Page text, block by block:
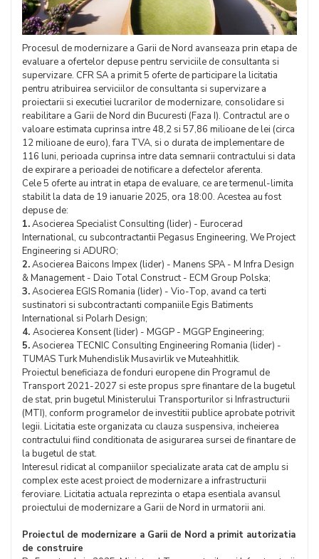
Procesul de modernizare a Garii de Nord avanseaza prin etapa de
evaluare a ofertelor depuse pentru serviciile de consultanta si
supervizare. CFR SA a primit 5 oferte de participare la licitatia
pentru atribuirea serviciilor de consultanta si supervizare a
proiectarii si executiei lucrarilor de modernizare, consolidare si
reabilitare a Garii de Nord din Bucuresti (Faza I). Contractul are o
valoare estimata cuprinsa intre 48,2 si 57,86 milioane de lei (circa
12 milioane de euro), fara TVA, si o durata de implementare de
116 luni, perioada cuprinsa intre data semnarii contractului si data
de expirare a perioadei de notificare a defectelor aferenta.
Cele 5 oferte au intrat in etapa de evaluare, ce are termenul-limita
stabilit la data de 19 ianuarie 2025, ora 18:00. Acestea au fost
depuse de:
1.Asocierea Specialist Consulting (lider) - Eurocerad
International, cu subcontractantii Pegasus Engineering, We Project
Engineering si ADURO;
2.Asocierea Baicons Impex (lider) - Manens SPA - M Infra Design
& Management - Daio Total Construct - ECM Group Polska;
3.Asocierea EGIS Romania (lider) - Vio-Top, avand ca terti
sustinatori si subcontractanti companiile Egis Batiments
International si Polarh Design;
4. Asocierea Konsent (lider) - MGGP - MGGP Engineering;
5.Asocierea TECNIC Consulting Engineering Romania (lider) -
TUMAS Turk Muhendislik Musavirlik ve Muteahhitlik.
Proiectul beneficiaza de fonduri europene din Programul de
Transport 2021-2027 si este propus spre finantare de la bugetul
de stat, prin bugetul Ministerului Transporturilor si Infrastructurii
(MTI), conform programelor de investitii publice aprobate potrivit
legii. Licitatia este organizata cu clauza suspensiva, incheierea
contractului fiind conditionata de asigurarea sursei de finantare de
la bugetul de stat.
Interesul ridicat al companiilor specializate arata cat de amplu si
complex este acest proiect de modernizare a infrastructurii
feroviare. Licitatia actuala reprezinta o etapa esentiala avansul
proiectului de modernizare a Garii de Nord in urmatorii ani.
Proiectul de modernizare a Garii de Nord a primit autorizatia
de construire